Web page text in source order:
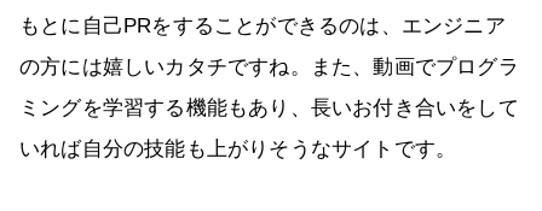
もとに自己PRをすることができるのは、エンジニア
の方には嬉しいカタチですね。また、動画でプログラ
ミングを学習する機能もあり、長いお付き合いをして
いれば自分の技能も上がりそうなサイトです。